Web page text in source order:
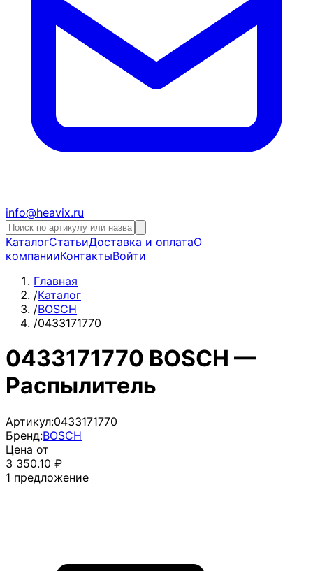
info@heavix.ru
КаталогСтатьиДоставка и оплатаО
компанииКонтактыВойти
Главная
/Каталог
/BOSCH
/0433171770
0433171770 BOSCH —
Распылитель
Артикул:0433171770
Бренд:BOSCH
Цена от
3 350.10 ₽
1 предложение